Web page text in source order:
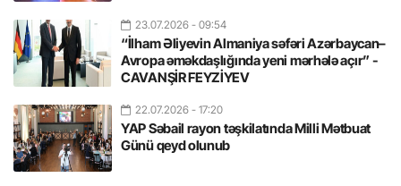
23.07.2026 - 09:54
“İlham Əliyevin Almaniya səfəri Azərbaycan–
Avropa əməkdaşlığında yeni mərhələ açır” -
CAVANŞİR FEYZİYEV
22.07.2026 - 17:20
YAP Səbail rayon təşkilatında Milli Mətbuat
Günü qeyd olunub